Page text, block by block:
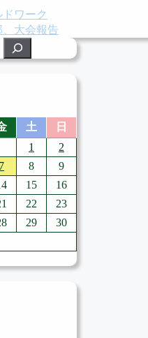
ワーク
、大会報告
土
日
1
2
7 8
9
15
16
22
23
29
30